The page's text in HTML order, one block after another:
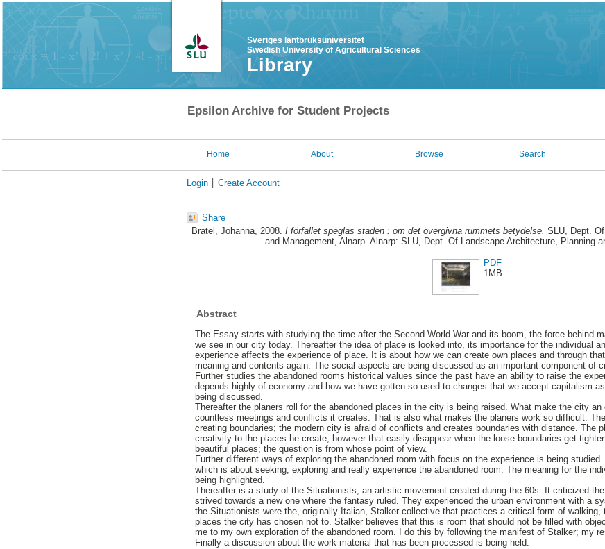
Sveriges lantbruksuniversitet
Swedish University of Agricultural Sciences
Library
Epsilon Archive for Student Projects
Home About Browse Search
Login Create Account
Share
Bratel, Johanna, 2008. I förfallet speglas staden : om det övergivna rummets betydelse. SLU, Dept.
and Management, Alnarp. Alnarp: SLU, Dept. Of Landscape Architecture, Planning
PDF
1MB
Abstract
The Essay starts with studying the time after the Second World War and its boom, the force behind
we see in our city today. Thereafter the idea of place is looked into, its importance for the individual
experience affects the experience of place. It is about how we can create own places and through
meaning and contents again. The social aspects are being discussed as an important component of
Further studies the abandoned rooms historical values since the past have an ability to raise the
depends highly of economy and how we have gotten so used to changes that we accept capitalism
being discussed.
Thereafter the planers roll for the abandoned places in the city is being raised. What make the city
countless meetings and conflicts it creates. That is also what makes the planers work so difficult.
creating boundaries; the modern city is afraid of conflicts and creates boundaries with distance. The
creativity to the places he create, however that easily disappear when the loose boundaries get
beautiful places; the question is from whose point of view.
Further different ways of exploring the abandoned room with focus on the experience is being
which is about seeking, exploring and really experience the abandoned room. The meaning for the
being highlighted.
Thereafter is a study of the Situationists, an artistic movement created during the 60s. It criticized
strived towards a new one where the fantasy ruled. They experienced the urban environment with a
the Situationists were the, originally Italian, Stalker-collective that practices a critical form of walking,
places the city has chosen not to. Stalker believes that this is room that should not be filled with
me to my own exploration of the abandoned room. I do this by following the manifest of Stalker; my
Finally a discussion about the work material that has been processed is being held.